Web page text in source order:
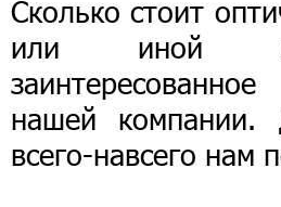
Сколько стоит
или иной
нашей компании.
всего-навсего нам